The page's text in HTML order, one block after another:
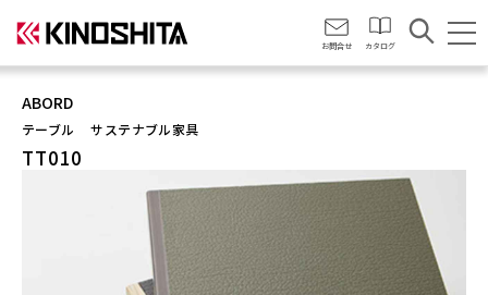
お問合せ カタログ
ABORD
テーブル サステナブル家具
TT010